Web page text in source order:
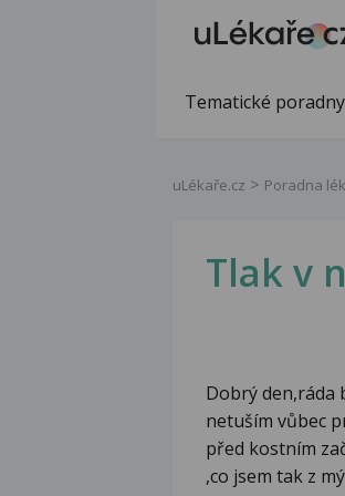
Tematické poradny
uLékaře.cz Poradna
Tlak v
Dobrý den,ráda
netuším vůbec
před kostním
,co jsem tak z